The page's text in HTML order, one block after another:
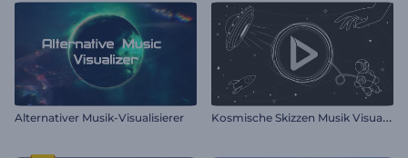
Alternativer Musik-Visualisierer K
osmische Skizzen Musik Visualisierer